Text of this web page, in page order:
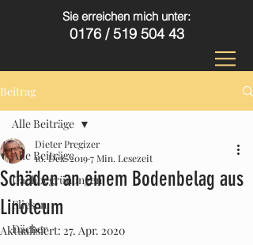
Sie erreichen mich unter:
0176 /519 504 43
Beitrag
Alle Beiträge
Dachbegrünungen
Fliesen
Dächer
Alle Beiträge
Schäden an einem Bodenbelag aus
Linoleum
Dieter Pregizer
10. Dez. 20197 Min. Lesezeit
Aktualisiert: 27. Apr. 2020